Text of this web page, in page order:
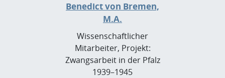
Benedict von Bremen,
M.A.
Wissenschaftlicher
Mitarbeiter, Projekt:
Zwangsarbeit in der Pfalz
1939–1945